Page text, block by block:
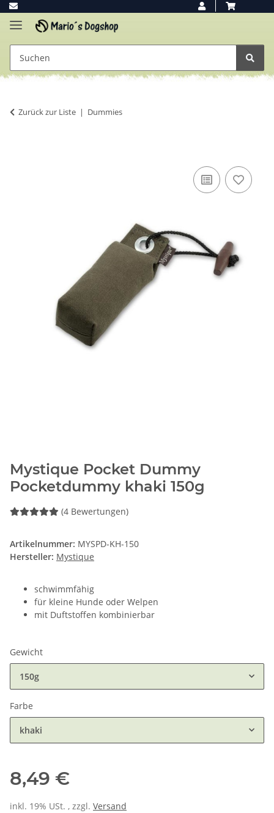
Zurück zur Liste Dummies
Mystique Pocket Dummy
Pocketdummy khaki 150g
(4 Bewertungen)
Artikelnummer: MYSPD-KH-150
Hersteller: Mystique
schwimmfähig
für kleine Hunde oder Welpen
mit Duftstoffen kombinierbar
Gewicht
150g
Farbe
khaki
8,49 €
inkl. 19% USt. , zzgl. Versand